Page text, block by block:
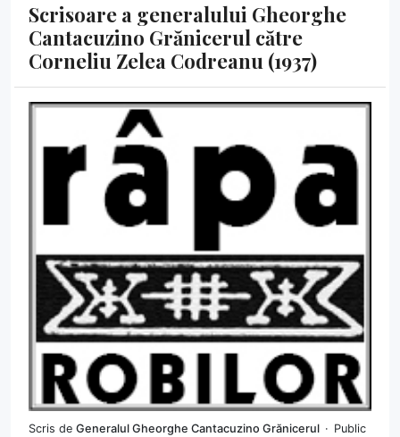
Scrisoare a generalului Gheorghe
Cantacuzino Grănicerul către
Corneliu Zelea Codreanu (1937)
Scris de Generalul Gheorghe Cantacuzino Grănicerul
Public